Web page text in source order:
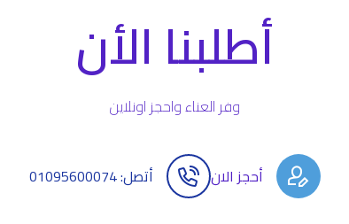
أطلبنا الأن
وفر العناء واحجز اونلاين
أحجز الان أتصل: 01095600074